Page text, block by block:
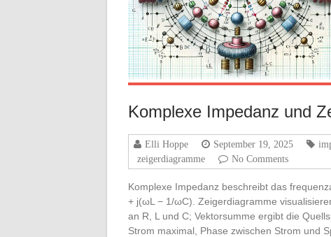
Komplexe Impedanz und
Elli Hoppe September 19, 2025
zeigerdiagramme
No Comments
Komplexe Impedanz beschreibt das
+ j(ωL − 1/ωC). Zeigerdiagramme
an R, L und C; Vektorsumme ergibt die
Strom maximal, Phase zwischen Strom und